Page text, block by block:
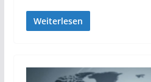
Weiterlesen